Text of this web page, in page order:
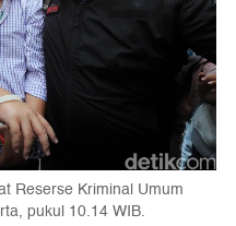
Reserse Kriminal Umum
pukul 10.14 WIB.